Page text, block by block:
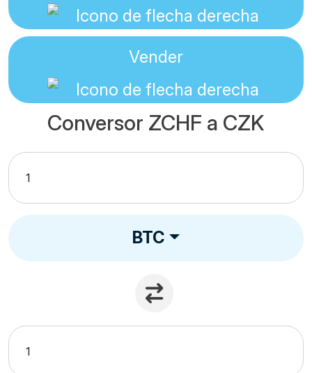
Vender
Conversor ZCHF a CZK
BTC